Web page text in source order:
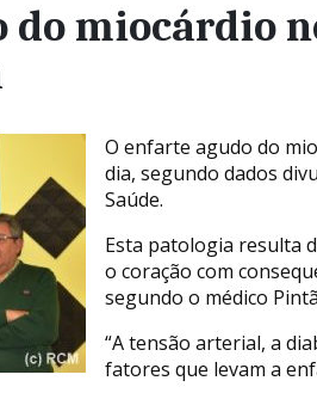
miocárdio
O enfarte agudo do
dia, segundo dados
Saúde.
Esta patologia resulta
o coração com
segundo o médico
“A tensão arterial, a
fatores que levam a